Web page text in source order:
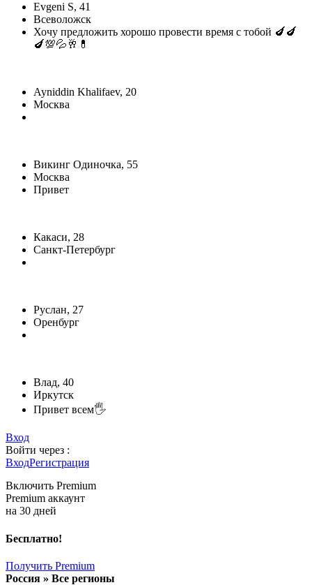
Evgeni S, 41
Всеволожск
Хочу предложить хорошо провести время с тобой 🍆🍆
🍆💯💦🥂💊
Ayniddin Khalifaev, 20
Москва
Викинг Одиночка, 55
Москва
Привет
Какаси, 28
Санкт-Петербург
Руслан, 27
Оренбург
Влад, 40
Иркутск
Привет всем🖐️
Вход
Войти через :
ВходРегистрация
Включить Premium
Premium аккаунт
на 30 дней
Бесплатно!
Получить Premium
Россия » Все регионы